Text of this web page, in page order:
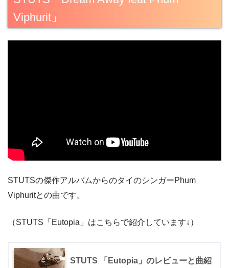
Viphurit」
STUTSの傑作アルバムからのタイのシンガーPhum
Viphuritとの曲です。
（STUTS「Eutopia」はこちらで紹介しています↓）
STUTS 「Eutopia」のレビューと曲紹